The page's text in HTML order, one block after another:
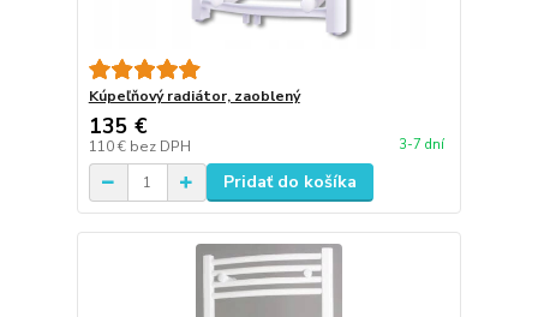
Kúpeľňový radiátor, zaoblený
135 €
110 € bez DPH 3-7 dní
Pridať do košíka